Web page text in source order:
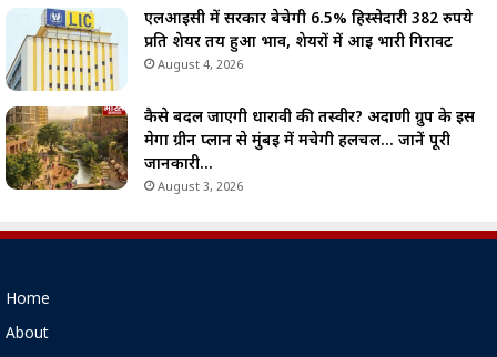
एलआईसी में सरकार बेचेगी 6.5% हिस्सेदारी 382 रुपये
प्रति शेयर तय हुआ भाव, शेयरों में आई भारी गिरावट
August 4, 2026
कैसे बदल जाएगी धारावी की तस्वीर? अदाणी ग्रुप के इस
मेगा ग्रीन प्लान से मुंबई में मचेगी हलचल… जानें पूरी
जानकारी…
August 3, 2026
Home
About